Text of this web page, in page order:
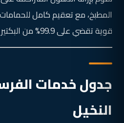
المطبخ، مع تعقيم كامل
قوية تقضي على 99.9% من البكتيريا.
جدول خدمات
النخيل